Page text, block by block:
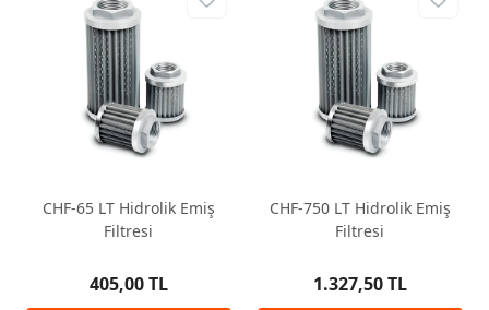
CHF-65 LT Hidrolik Emiş
Filtresi
405,00 TL
CHF-750 LT Hidrolik Emiş
Filtresi
1.327,50 TL